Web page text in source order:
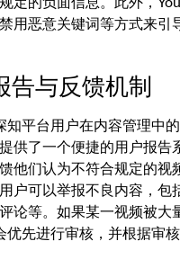
用恶意关键词等方式来引
告与反馈机制
知平台用户在内容管理中
供了一个便捷的用户报告
他们认为不符合规定的视
户可以举报不良内容，包
论等。如果某一视频被大
优先进行审核，并根据审